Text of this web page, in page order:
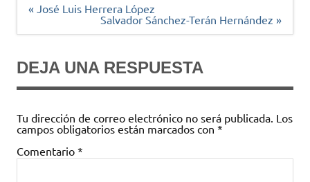
Navegación
« José Luis Herrera López
Salvador Sánchez-Terán Hernández »
DEJA UNA RESPUESTA
Tu dirección de correo electrónico no será publicada. Los
campos obligatorios están marcados con *
Comentario *